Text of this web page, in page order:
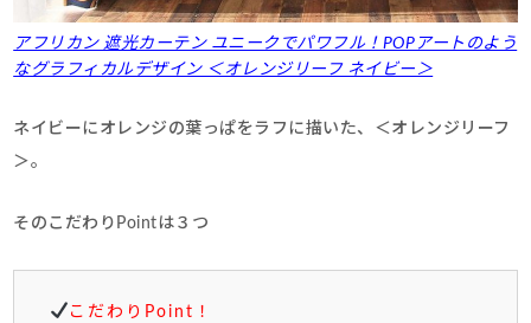
アフリカン 遮光カーテン ユニークでパワフル！POPアートのよう
なグラフィカルデザイン ＜オレンジリーフ ネイビー＞
ネイビーにオレンジの葉っぱをラフに描いた、＜オレンジリーフ
＞。
そのこだわりPointは３つ
こだわりPoint！